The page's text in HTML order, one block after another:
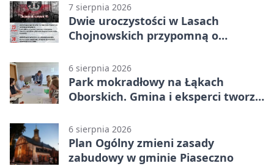
7 sierpnia 2026
Dwie uroczystości w Lasach
Chojnowskich przypomną o
6 sierpnia 2026
Park mokradłowy na Łąkach
Oborskich. Gmina i eksperci tworzą
6 sierpnia 2026
Plan Ogólny zmieni zasady
zabudowy w gminie Piaseczno